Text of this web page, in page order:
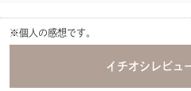
※個人の感想です。